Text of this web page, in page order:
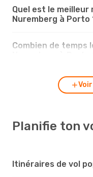
Quel est le meilleur
Nuremberg à Porto
Combien de temps
Planifie ton
Itinéraires de vol